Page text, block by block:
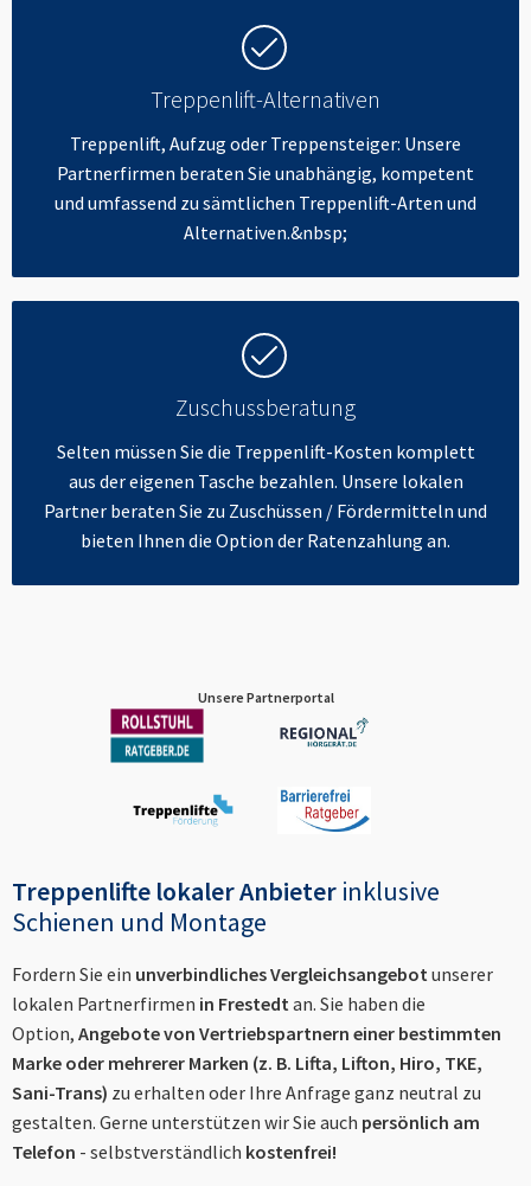
Treppenlift-Alternativen
Treppenlift, Aufzug oder Treppensteiger: Unsere
Partnerfirmen beraten Sie unabhängig, kompetent
und umfassend zu sämtlichen Treppenlift-Arten und
Alternativen.&nbsp;
Zuschussberatung
Selten müssen Sie die Treppenlift-Kosten komplett
aus der eigenen Tasche bezahlen. Unsere lokalen
Partner beraten Sie zu Zuschüssen / Fördermitteln und
bieten Ihnen die Option der Ratenzahlung an.
Unsere Partnerportal
Treppenlifte lokaler Anbieter inklusive
Schienen und Montage
Fordern Sie ein unverbindliches Vergleichsangebotunserer
lokalen Partnerfirmen in Frestedtan. Sie haben die
Option, Angebote von Vertriebspartnern einer bestimmten
Marke oder mehrerer Marken (z. B. Lifta, Lifton, Hiro, TKE,
Sani-Trans) zu erhalten oder Ihre Anfrage ganz neutral zu
gestalten. Gerne unterstützen wir Sie auch persönlich am
Telefon - selbstverständlich kostenfrei!